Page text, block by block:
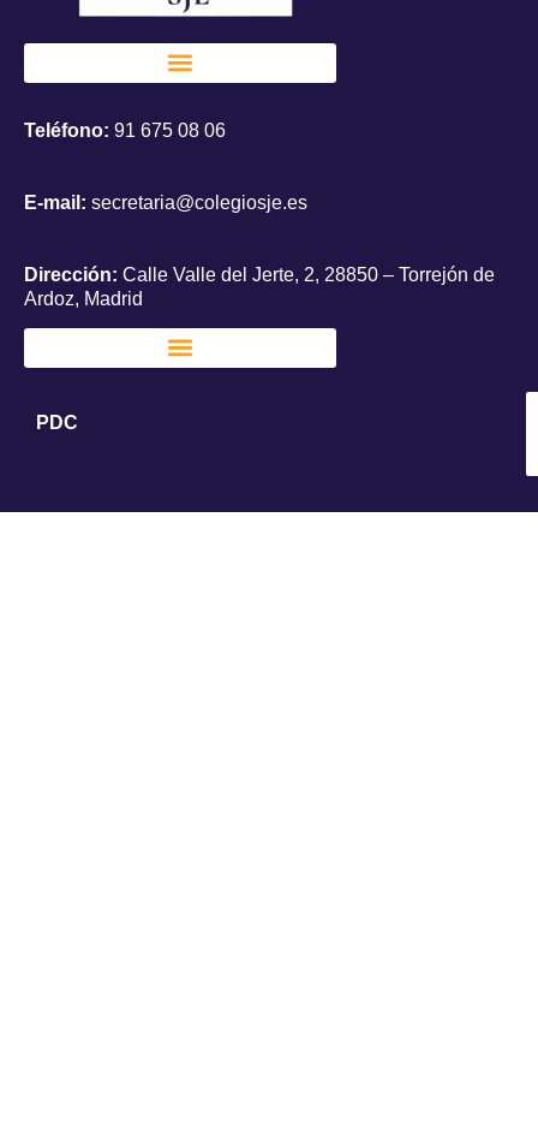
Teléfono: 91 675 08 06
E-mail: secretaria@colegiosje.es
Dirección: Calle Valle del Jerte, 2, 28850 – Torrejón de
Ardoz, Madrid
PDC